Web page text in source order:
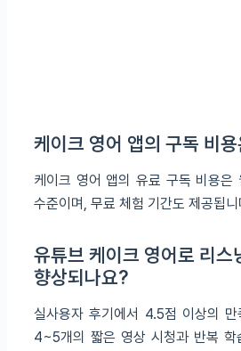
케이크 영어 앱의 구독 비
케이크 영어 앱의 유료 구독 비용
수준이며, 무료 체험 기간도 제공됩니
유튜브 케이크 영어로 리스
향상되나요?
실사용자 후기에서 4.5점 이상의 만
4~5개의 짧은 영상 시청과 반복 학